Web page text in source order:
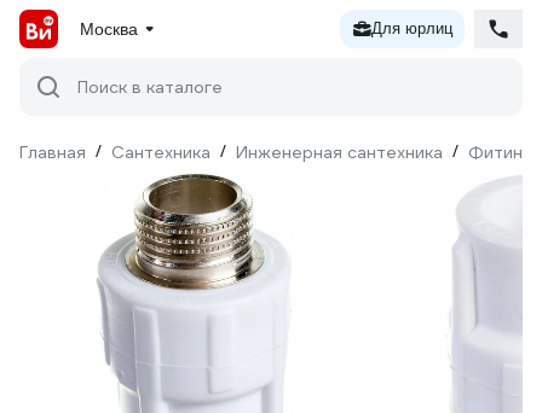
Москва Для юрлиц
Поиск в каталоге
Главная / Сантехника / Инженерная сантехника / Фитинги